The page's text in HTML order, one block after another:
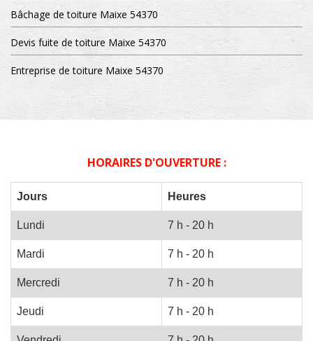
Bâchage de toiture Maixe 54370
Devis fuite de toiture Maixe 54370
Entreprise de toiture Maixe 54370
HORAIRES D'OUVERTURE :
Jours Heures
Lundi 7 h - 20 h
Mardi 7 h - 20 h
Mercredi 7 h - 20 h
Jeudi 7 h - 20 h